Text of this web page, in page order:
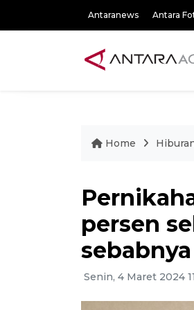
Antaranews Antara
Home
persen
sebabnya
Senin, 4 Maret 2024